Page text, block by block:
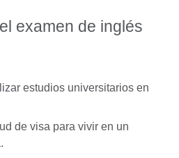
examen de inglés
estudios universitarios en
de visa para vivir en un